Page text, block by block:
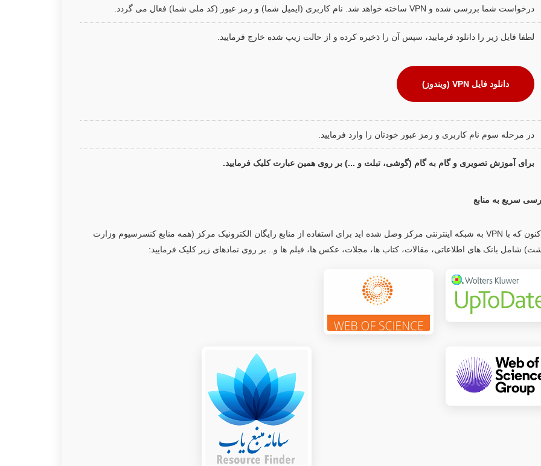
درخواست شما بررسی شده و VPN ساخته خواهد شد. نام کاربری (ایمیل شما) و رمز عبور (کد ملی شما) فعال می گردد.
لطفا فایل زیر را دانلود فرمایید، سپس آن را ذخیره کرده و از حالت زیپ شده خارج فرمایید.
دانلود فایل VPN (ویندوز)
در مرحله سوم نام کاربری و رمز عبور خودتان را وارد فرمایید.
برای آموزش تصویری و گام به گام (گوشی، تبلت و ...) بر روی همین عبارت کلیک فرمایید.
سریع به منابع
هم اکنون که با VPN به شبکه اینترنتی مرکز وصل شده اید برای استفاده از منابع رایگان الکترونیک مرکز (همه منابع کنسرسیوم وزارت
شامل بانک های اطلاعاتی، مقالات، کتاب ها، مجلات، عکس ها، فیلم ها و.. بر روی نمادهای زیر کلیک فرمایید: